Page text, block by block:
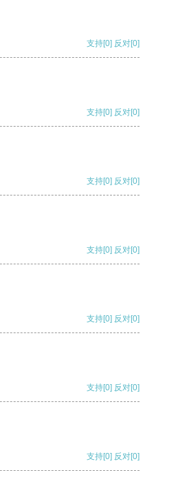
支持[0] 反对[0]
支持[0] 反对[0]
支持[0] 反对[0]
支持[0] 反对[0]
支持[0] 反对[0]
支持[0] 反对[0]
支持[0] 反对[0]